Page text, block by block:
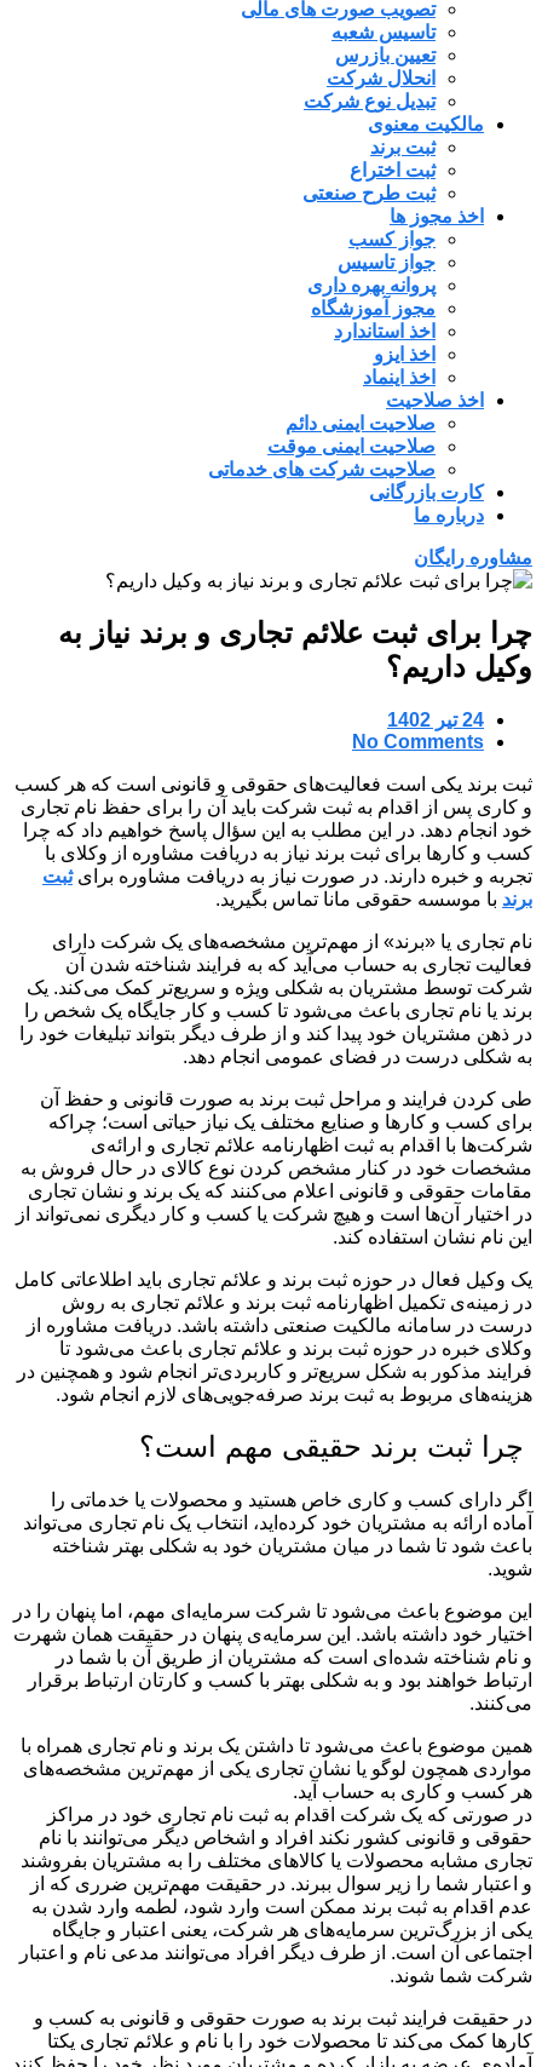
تصویب صورت های مالی
تاسیس شعبه
تعیین بازرس
انحلال شرکت
تبدیل نوع شرکت
مالکیت معنوی
ثبت برند
ثبت اختراع
ثبت طرح صنعتی
اخذ مجوز ها
جواز کسب
جواز تاسیس
پروانه بهره داری
مجوز آموزشگاه
اخذ استاندارد
اخذ ایزو
اخذ اینماد
اخذ صلاحیت
صلاحیت ایمنی دائم
صلاحیت ایمنی موقت
صلاحیت شرکت های خدماتی
کارت بازرگانی
درباره ما
مشاوره رایگان
چرا برای ثبت علائم تجاری و برند نیاز به
وکیل داریم؟
24 تیر 1402
No Comments
ثبت برند یکی است فعالیت‌های حقوقی و قانونی است که هر کسب
و کاری پس از اقدام به ثبت شرکت باید آن را برای حفظ نام تجاری
خود انجام دهد. در این مطلب به این سؤال پاسخ خواهیم داد که چرا
کسب و کارها برای ثبت برند نیاز به دریافت مشاوره از وکلای با
تجربه و خبره دارند. در صورت نیاز به دریافت مشاوره برایثبت
برند با موسسه حقوقی مانا تماس بگیرید.
نام تجاری یا «برند» از مهم‌ترین مشخصه‌های یک شرکت دارای
فعالیت تجاری به حساب می‌آید که به فرایند شناخته شدن آن
شرکت توسط مشتریان به شکلی ویژه و سریع‌تر کمک می‌کند. یک
برند یا نام تجاری باعث می‌شود تا کسب و کار جایگاه یک شخص را
در ذهن مشتریان خود پیدا کند و از طرف دیگر بتواند تبلیغات خود را
به شکلی درست در فضای عمومی انجام دهد.
طی کردن فرایند و مراحل ثبت برند به صورت قانونی و حفظ آن
برای کسب و کارها و صنایع مختلف یک نیاز حیاتی است؛ چراکه
شرکت‌ها با اقدام به ثبت اظهارنامه علائم تجاری و ارائه‌ی
مشخصات خود در کنار مشخص کردن نوع کالای در حال فروش به
مقامات حقوقی و قانونی اعلام می‌کنند که یک برند و نشان تجاری
در اختیار آن‌ها است و هیچ شرکت یا کسب و کار دیگری نمی‌تواند از
این نام نشان استفاده کند.
یک وکیل فعال در حوزه ثبت برند و علائم تجاری باید اطلاعاتی کامل
در زمینه‌ی تکمیل اظهارنامه ثبت برند و علائم تجاری به روش
درست در سامانه مالکیت صنعتی داشته باشد. دریافت مشاوره از
وکلای خبره در حوزه ثبت برند و علائم تجاری باعث می‌شود تا
فرایند مذکور به شکل سریع‌تر و کاربردی‌تر انجام شود و همچنین در
هزینه‌های مربوط به ثبت برند صرفه‌جویی‌های لازم انجام شود.
چرا ثبت برند حقیقی مهم است؟
اگر دارای کسب و کاری خاص هستید و محصولات یا خدماتی را
آماده ارائه به مشتریان خود کرده‌اید، انتخاب یک نام تجاری می‌تواند
باعث شود تا شما در میان مشتریان خود به شکلی بهتر شناخته
شوید.
این موضوع باعث می‌شود تا شرکت سرمایه‌ای مهم، اما پنهان را در
اختیار خود داشته باشد. این سرمایه‌ی پنهان در حقیقت همان شهرت
و نام شناخته شده‌ای است که مشتریان از طریق آن با شما در
ارتباط خواهند بود و به شکلی بهتر با کسب و کارتان ارتباط برقرار
می‌کنند.
همین موضوع باعث می‌شود تا داشتن یک برند و نام تجاری همراه با
مواردی همچون لوگو یا نشان تجاری یکی از مهم‌ترین مشخصه‌های
هر کسب و کاری به حساب آید.
در صورتی که یک شرکت اقدام به ثبت نام تجاری خود در مراکز
حقوقی و قانونی کشور نکند افراد و اشخاص دیگر می‌توانند با نام
تجاری مشابه محصولات یا کالاهای مختلف را به مشتریان بفروشند
و اعتبار شما را زیر سوال ببرند. در حقیقت مهم‌ترین ضرری که از
عدم اقدام به ثبت برند ممکن است وارد شود، لطمه وارد شدن به
یکی از بزرگ‌ترین سرمایه‌های هر شرکت، یعنی اعتبار و جایگاه
اجتماعی آن است. از طرف دیگر افراد می‌توانند مدعی نام و اعتبار
شرکت شما شوند.
در حقیقت فرایند ثبت برند به صورت حقوقی و قانونی به کسب و
کارها کمک می‌کند تا محصولات خود را با نام و علائم تجاری یکتا